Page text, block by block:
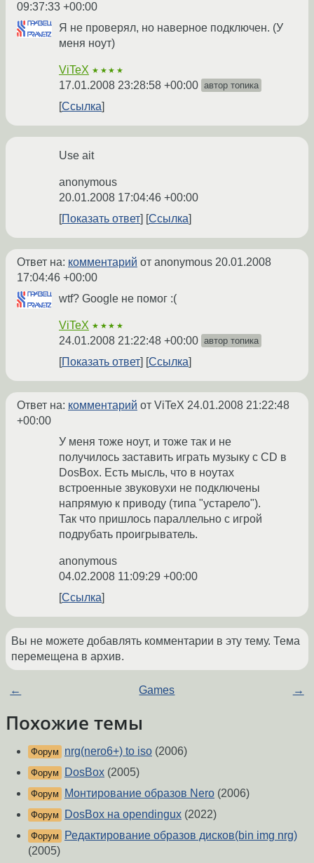
09:37:33 +00:00
Я не проверял, но наверное подключен. (У
меня ноут)
ViTeX ★★★★
17.01.2008 23:28:58 +00:00 автор топика
Ссылка
Use ait
anonymous
20.01.2008 17:04:46 +00:00
Показать ответ
Ссылка
Ответ на: комментарий от anonymous 20.01.2008
17:04:46 +00:00
wtf? Google не помог :(
ViTeX ★★★★
24.01.2008 21:22:48 +00:00 автор топика
Показать ответ Ссылка
Ответ на: комментарий от ViTeX 24.01.2008 21:22:48
+00:00
У меня тоже ноут, и тоже так и не
получилось заставить играть музыку с CD в
DosBox. Есть мысль, что в ноутах
встроенные звуковухи не подключены
напрямую к приводу (типа "устарело").
Так что пришлось параллельно с игрой
подрубать проигрыватель.
anonymous
04.02.2008 11:09:29 +00:00
Ссылка
Вы не можете добавлять комментарии в эту тему. Тема
перемещена в архив.
← Games →
Похожие темы
Форум nrg(nero6+) to iso (2006)
Форум DosBox (2005)
Форум Монтирование образов Nero (2006)
Форум DosBox на opendingux (2022)
Форум
Редактирование образов дисков(bin img nrg)
(2005)